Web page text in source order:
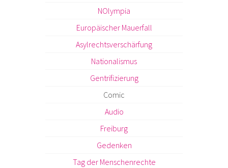
NOlympia
Europäischer Mauerfall
Asylrechtsverschärfung
Nationalismus
Gentrifizierung
Comic
Audio
Freiburg
Gedenken
Tag der Menschenrechte